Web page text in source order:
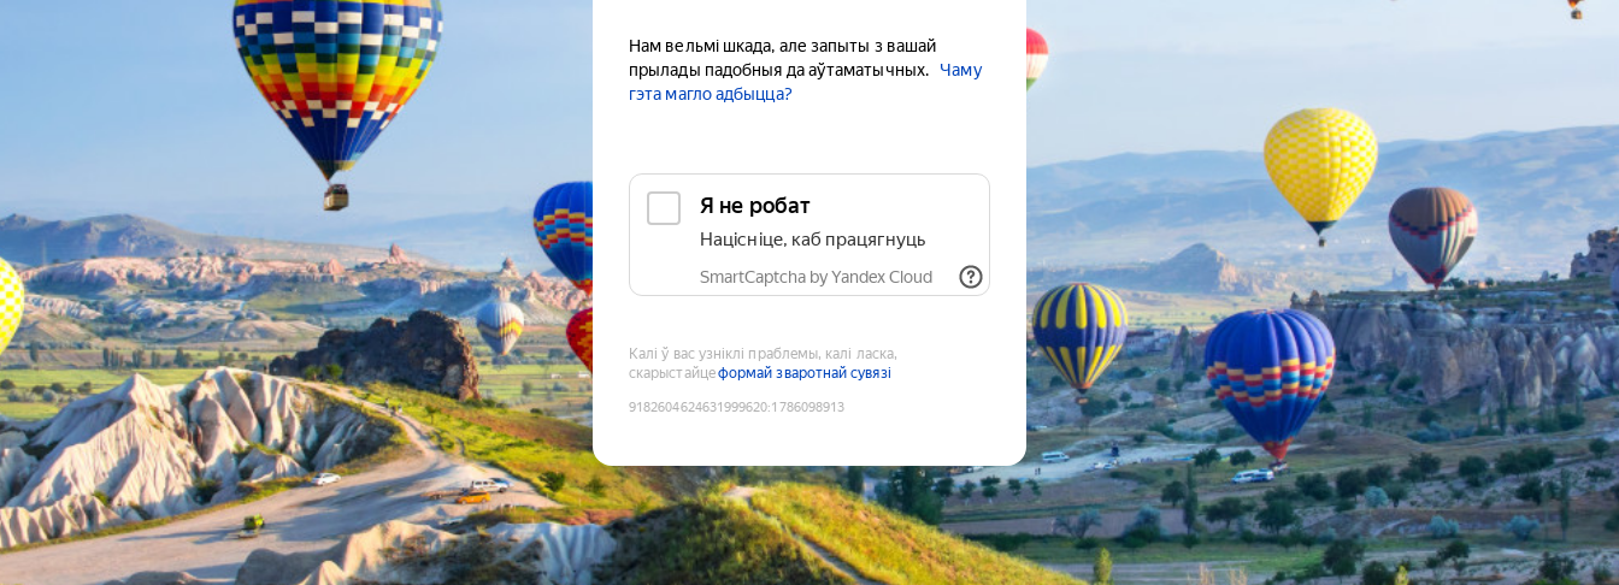
Нам вельмі шкада, але запыты з вашай
прылады падобныя да аўтаматычных.
Чаму
гэта магло адбыцца?
Я не робат
Націсніце, каб працягнуць
SmartCaptcha by Yandex Cloud
Калі ў вас узніклі праблемы, калі ласка,
скарыстайцеформай зваротнай сувязі
9182604624631999620:1786098913